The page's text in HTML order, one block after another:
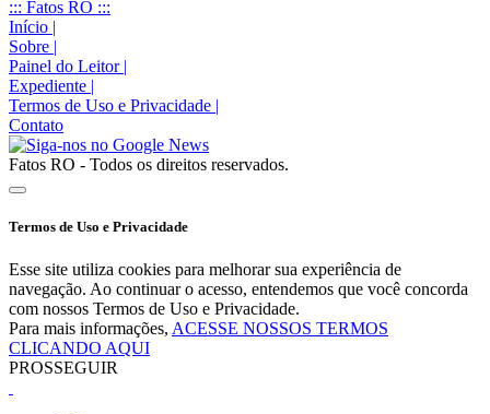
::: Fatos RO :::
Início |
Sobre |
Painel do Leitor |
Expediente |
Termos de Uso e Privacidade |
Contato
Fatos RO - Todos os direitos reservados.
Termos de Uso e Privacidade
Esse site utiliza cookies para melhorar sua experiência de
navegação. Ao continuar o acesso, entendemos que você concorda
com nossos Termos de Uso e Privacidade.
Para mais informações, ACESSE NOSSOS TERMOS
CLICANDO AQUI
PROSSEGUIR